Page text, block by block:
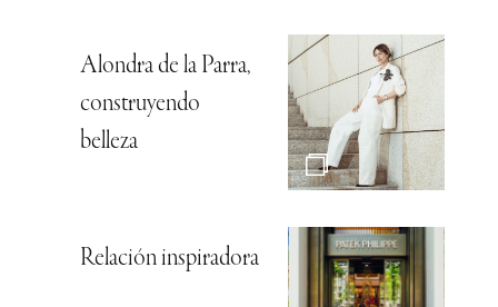
Alondra de la Parra,
construyendo
belleza
Relación inspiradora